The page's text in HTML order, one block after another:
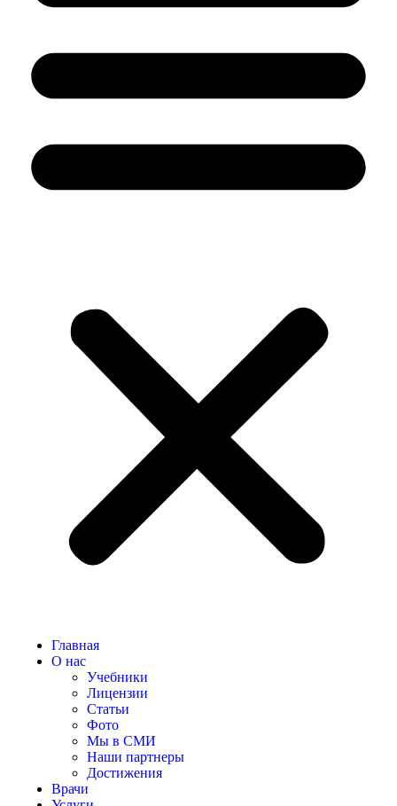
Главная
О нас
Учебники
Лицензии
Статьи
Фото
Мы в СМИ
Наши партнеры
Достижения
Врачи